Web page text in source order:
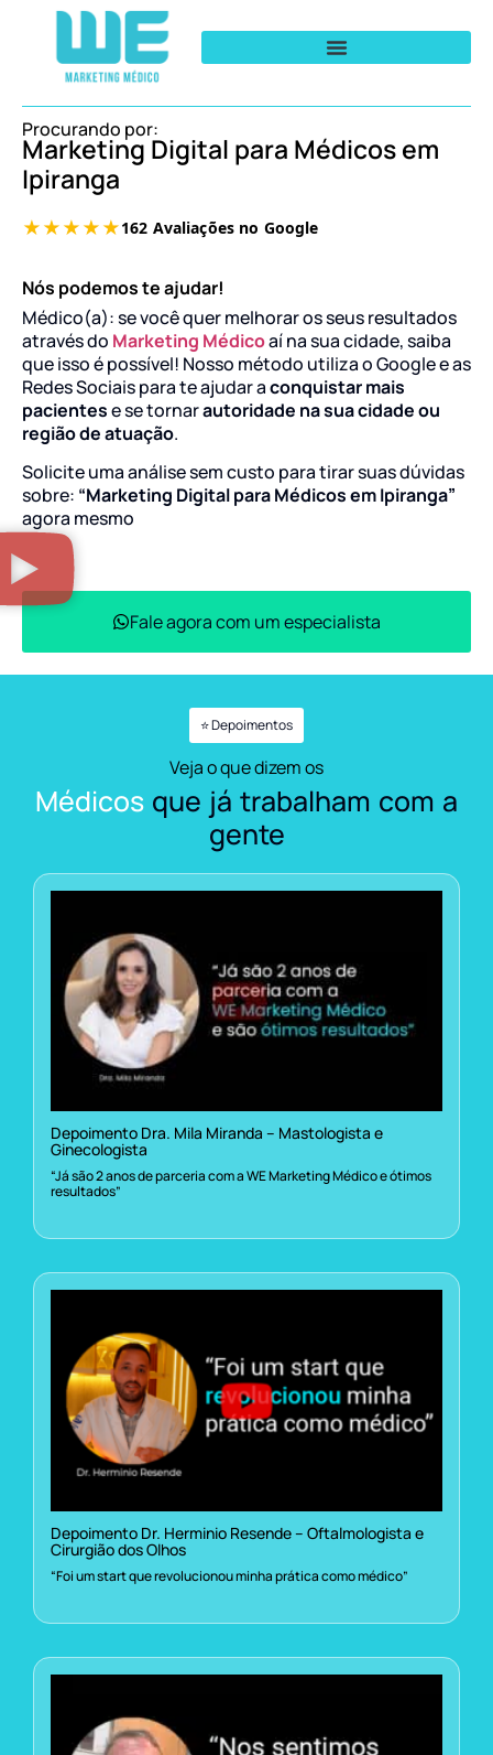
Procurando por:
Marketing Digital para Médicos em
Ipiranga
Nós podemos te ajudar!
Médico(a): se você quer melhorar os seus resultados
através do Marketing Médicoaí na sua cidade, saiba
que isso é possível! Nosso método utiliza o Google e as
Redes Sociais para te ajudar aconquistar mais
pacientese se tornarautoridade na sua cidade ou
região de atuação.
Solicite uma análise sem custo para tirar suas dúvidas
sobre: “Marketing Digital para Médicos em Ipiranga”
agora mesmo
Fale agora com um especialista
⭐ Depoimentos
Veja o que dizem os
Médicos que já trabalham com a
gente
Depoimento Dra. Mila Miranda – Mastologista e
Ginecologista
“Já são 2 anos de parceria com a WE Marketing Médico e ótimos
resultados”
Depoimento Dr. Herminio Resende – Oftalmologista e
Cirurgião dos Olhos
“Foi um start que revolucionou minha prática como médico”